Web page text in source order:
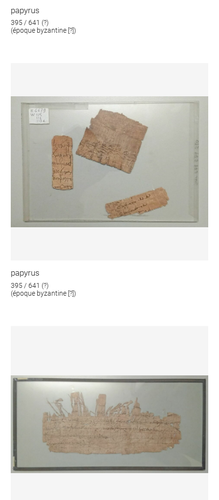
papyrus
395 / 641 (?)
(époque byzantine [?])
papyrus
395 / 641 (?)
(époque byzantine [?])